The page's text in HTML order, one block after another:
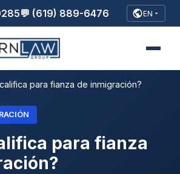
💬 (619) 889-6476 EN
para fianza de inmigración?
para fianza